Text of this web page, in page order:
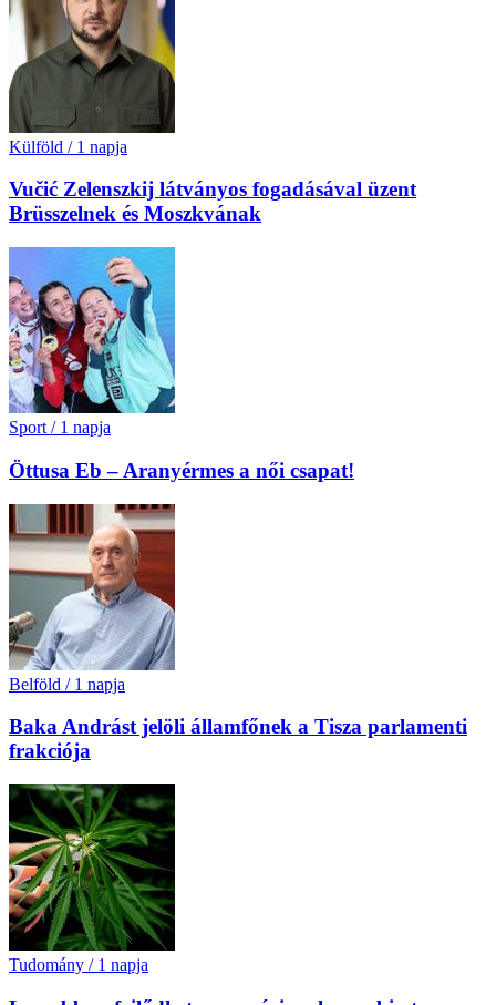
Külföld / 1 napja
Vučić Zelenszkij látványos fogadásával üzent
Brüsszelnek és Moszkvának
Sport / 1 napja
Öttusa Eb – Aranyérmes a női csapat!
Belföld / 1 napja
Baka Andrást jelöli államfőnek a Tisza parlamenti
frakciója
Tudomány / 1 napja